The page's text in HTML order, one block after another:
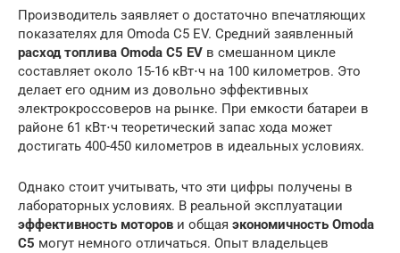
Производитель заявляет о достаточно впечатляющих
показателях для Omoda C5 EV. Средний заявленный
расход топлива Omoda C5 EV в смешанном цикле
составляет около 15-16 кВт⋅ч на 100 километров. Это
делает его одним из довольно эффективных
электрокроссоверов на рынке. При емкости батареи в
районе 61 кВт⋅ч теоретический запас хода может
достигать 400-450 километров в идеальных условиях.
Однако стоит учитывать, что эти цифры получены в
лабораторных условиях. В реальной эксплуатации
эффективность моторов и общая экономичность Omoda
C5 могут немного отличаться. Опыт владельцев